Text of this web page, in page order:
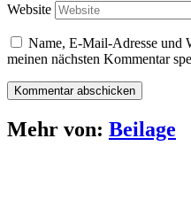
Website
Name, E-Mail-Adresse und
meinen nächsten Kommentar
Mehr von: Beilage